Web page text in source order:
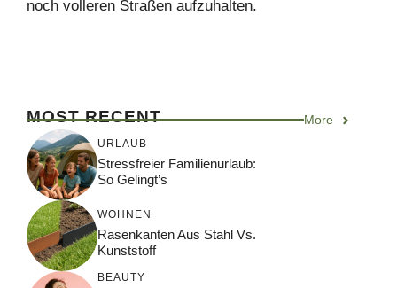
noch volleren Straßen aufzuhalten.
MOST RECENT More
URLAUB
Stressfreier Familienurlaub:
So Gelingt’s
WOHNEN
Rasenkanten Aus Stahl Vs.
Kunststoff
BEAUTY